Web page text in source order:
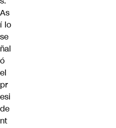
As
í lo
se
ñal
ó
el
pr
esi
de
nt